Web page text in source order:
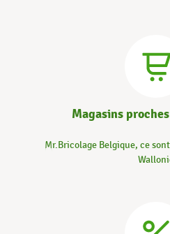
Magasins
Mr.Bricolage Belgique, ce